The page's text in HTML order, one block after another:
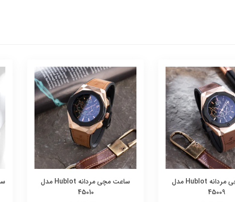
ساعت مچی مردانه Hublot مدل
45009
ساعت مچی مردانه Hublot مدل
45010